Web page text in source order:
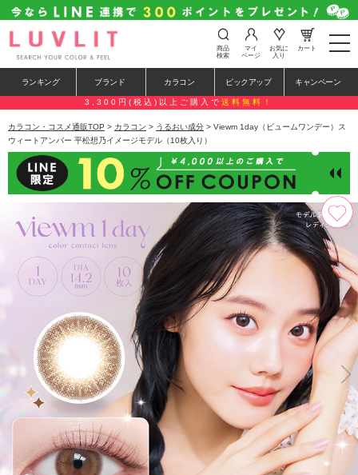
t
o
e
n
a
a
i
o
n
商品
検索
マイ
ページ
お気に
入り
カート
ランキング ブランド カラコン ピックアップ キャンペーン
3,300円(税込)以上ご購入で 送料無料！
カラコン・コスメ通販TOP > カラコン > うるおい成分 > Viewm 1day（ビュームワンデー）ス
ウィートアンバー 平松想乃イメージモデル（10枚入り）